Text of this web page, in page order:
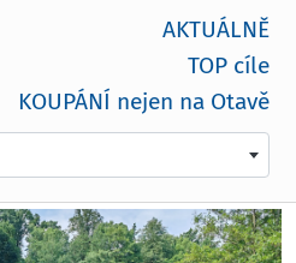
AKTUÁLNĚ
TOP cíle
KOUPÁNÍ nejen na Otavě